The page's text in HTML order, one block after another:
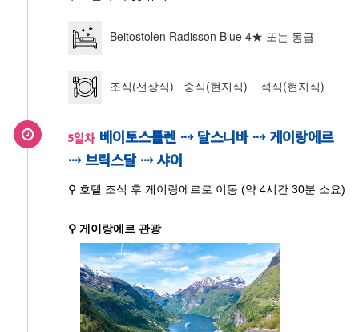
Beitostolen Radisson Blue 4★ 또는 동급
조식(선상식) 중식(현지식) 석식(현지식)
5일차 베이토스톨렌 ⇢ 달스니바 ⇢ 게이랑에르
⇢ 브릭스달 ⇢ 샤이
⚲ 호텔 조식 후 게이랑에르로 이동 (약 4시간 30분 소요)
⚲ 게이랑에르 관광